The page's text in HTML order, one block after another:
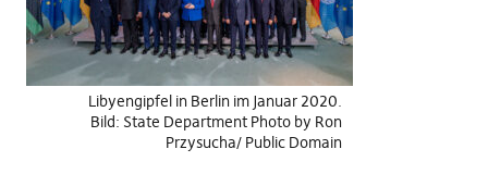
Libyengipfel in Berlin im Januar 2020.
Bild: State Department Photo by Ron
Przysucha/ Public Domain